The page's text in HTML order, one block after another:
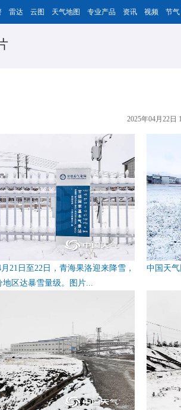
雷达 云图 天气地图 专业产品 资讯 视频 节气
2025年04月22日
21日至22日，青海果洛迎来降雪，
地区达暴雪量级。图片...
中国天